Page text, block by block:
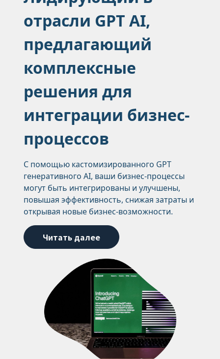
отрасли GPT AI,
предлагающий
комплексные
решения для
интеграции бизнес-
процессов
С помощью кастомизированного GPT
генеративного AI, ваши бизнес-процессы
могут быть интегрированы и улучшены,
повышая эффективность, снижая затраты и
открывая новые бизнес-возможности.
Читать далее